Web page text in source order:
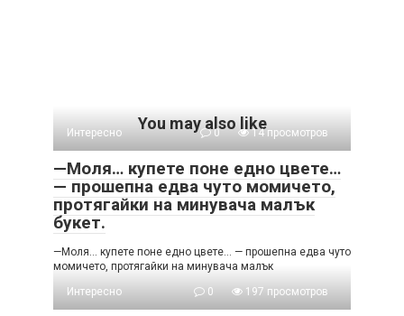
You may also like
Интересно 0 14 просмотров
—Моля… купете поне едно цвете…
— прошепна едва чуто момичето,
протягайки на минувача малък
букет.
—Моля… купете поне едно цвете… — прошепна едва чуто
момичето, протягайки на минувача малък
Интересно
0 197 просмотров